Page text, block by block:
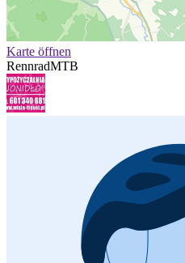
Karte öffnen
RennradMTB